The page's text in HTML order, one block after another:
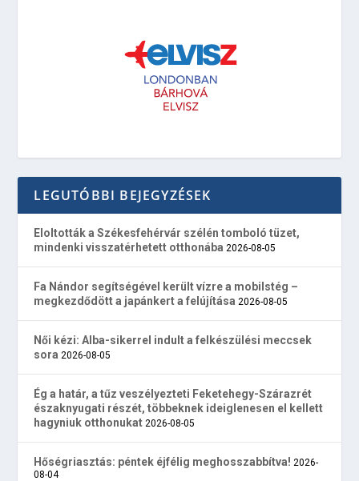
LEGUTÓBBI BEJEGYZÉSEK
Eloltották a Székesfehérvár szélén tomboló tüzet,
mindenki visszatérhetett otthonába 2026-08-05
Fa Nándor segítségével került vízre a mobilstég –
megkezdődött a japánkert a felújítása 2026-08-05
Női kézi: Alba-sikerrel indult a felkészülési meccsek
sora 2026-08-05
Ég a határ, a tűz veszélyezteti Feketehegy-Szárazrét
északnyugati részét, többeknek ideiglenesen el kellett
hagyniuk otthonukat 2026-08-05
Hőségriasztás: péntek éjfélig meghosszabbítva! 2026-
08-04